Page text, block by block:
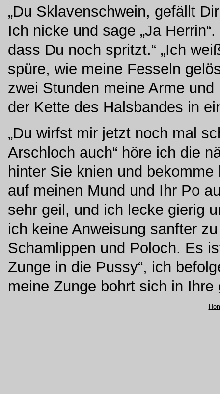
„Du Sklavenschwein, gefällt
Ich nicke und sage „Ja
dass Du noch spritzt.“ „Ich
spüre, wie meine Fesseln
zwei Stunden meine Arme
der Kette des Halsbandes in
„Du wirfst mir jetzt noch mal
Arschloch auch“ höre ich die
hinter Sie knien und
auf meinen Mund und Ihr Po
sehr geil, und ich lecke gierig
ich keine Anweisung sanfter
Schamlippen und Poloch. Es
Zunge in die Pussy“, ich
meine Zunge bohrt sich in Ihre